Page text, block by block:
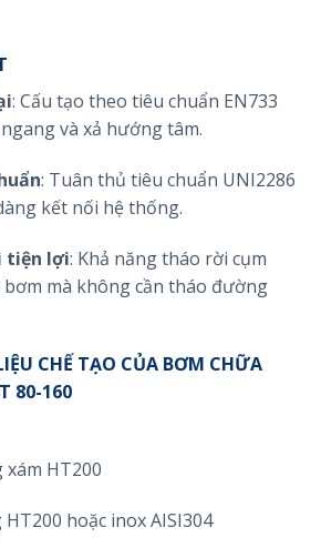
: Cấu tạo theo tiêu chuẩn EN733
và xả hướng tâm.
: Tuân thủ tiêu chuẩn UNI2286
kết nối hệ thống.
tiện lợi: Khả năng tháo rời cụm
bơm mà không cần tháo đường
CHẾ TẠO CỦA BƠM CHỮA
80-160
xám HT200
hoặc inox AISI304